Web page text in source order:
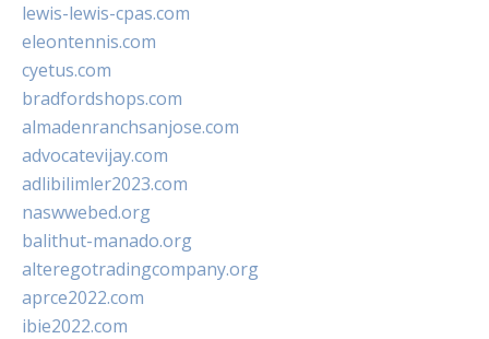
lewis-lewis-cpas.com
eleontennis.com
cyetus.com
bradfordshops.com
almadenranchsanjose.com
advocatevijay.com
adlibilimler2023.com
naswwebed.org
balithut-manado.org
alteregotradingcompany.org
aprce2022.com
ibie2022.com